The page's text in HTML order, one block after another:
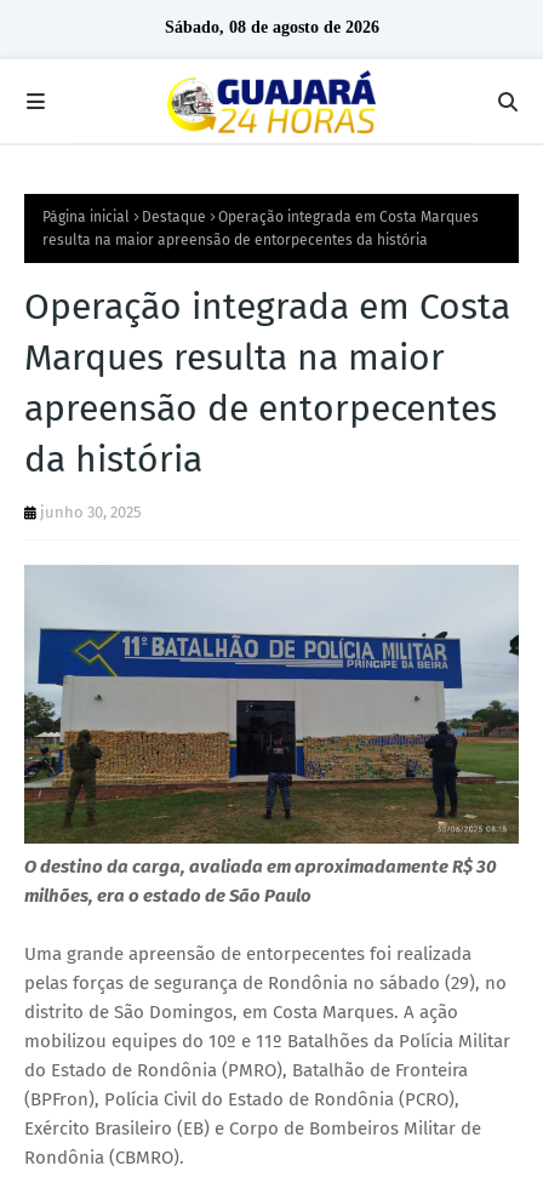
Sábado, 08 de agosto de 2026
Página inicial Destaque
Operação integrada em Costa Marques
resulta na maior apreensão de entorpecentes da história
Operação integrada em Costa
Marques resulta na maior
apreensão de entorpecentes
da história
junho 30, 2025
O destino da carga, avaliada em aproximadamente R$ 30
milhões, era o estado de São Paulo
Uma grande apreensão de entorpecentes foi realizada
pelas forças de segurança de Rondônia no sábado (29), no
distrito de São Domingos, em Costa Marques. A ação
mobilizou equipes do 10º e 11º Batalhões da Polícia Militar
do Estado de Rondônia (PMRO), Batalhão de Fronteira
(BPFron), Polícia Civil do Estado de Rondônia (PCRO),
Exército Brasileiro (EB) e Corpo de Bombeiros Militar de
Rondônia (CBMRO).